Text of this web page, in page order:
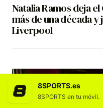
Natalia Ramos deja
más de una década
Liverpool
8SPORTS.es
8SPORTS en tu móvil.